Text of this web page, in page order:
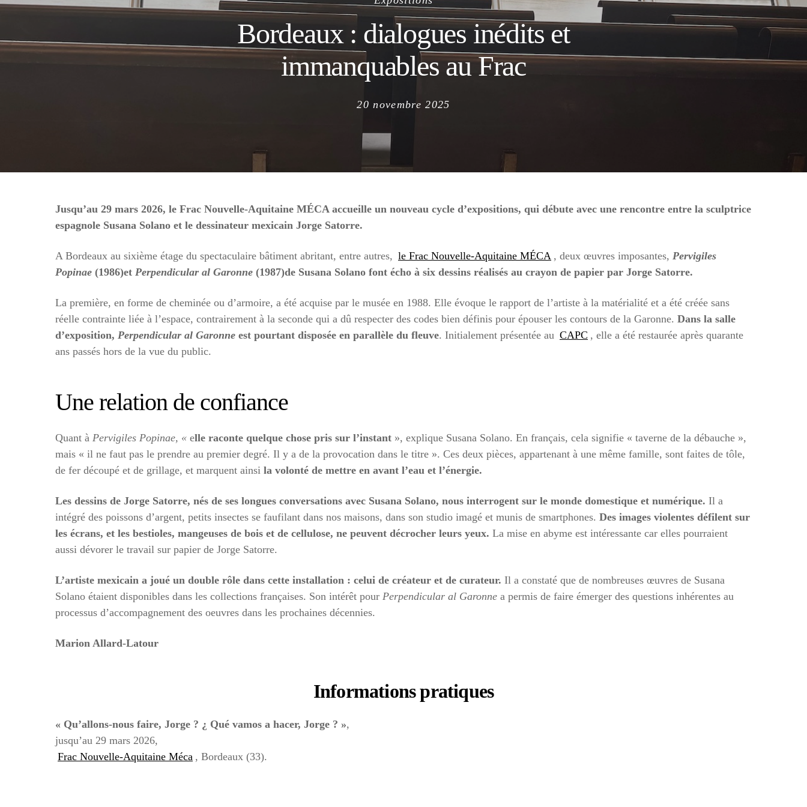
Bordeaux : dialogues inédits et
immanquables au Frac
Posted
20 novembre 2025
Jusqu’au 29 mars 2026, le Frac Nouvelle-Aquitaine MÉCA accueille un nouveau cycle d’expositions, qui débute avec une rencontre entre la sculptrice
espagnole Susana Solano et le dessinateur mexicain Jorge Satorre.
A Bordeaux au sixième étage du spectaculaire bâtiment abritant, entre autres, le Frac Nouvelle-Aquitaine MÉCA , deux œuvres imposantes, Pervigiles
Popinae (1986)et Perpendicular al Garonne (1987)de Susana Solano font écho à six dessins réalisés au crayon de papier par Jorge Satorre.
La première, en forme de cheminée ou d’armoire, a été acquise par le musée en 1988. Elle évoque le rapport de l’artiste à la matérialité et a été créée sans
réelle contrainte liée à l’espace, contrairement à la seconde qui a dû respecter des codes bien définis pour épouser les contours de la Garonne. Dans la salle
d’exposition, Perpendicular al Garonne est pourtant disposée en parallèle du fleuve. Initialement présentée au CAPC , elle a été restaurée après quarante
ans passés hors de la vue du public.
Une relation de confiance
Quant à Pervigiles Popinae, « elle raconte quelque chose pris sur l’instant », explique Susana Solano. En français, cela signifie « taverne de la débauche »,
mais « il ne faut pas le prendre au premier degré. Il y a de la provocation dans le titre ». Ces deux pièces, appartenant à une même famille, sont faites de tôle,
de fer découpé et de grillage, et marquent ainsi la volonté de mettre en avant l’eau et l’énergie.
Les dessins de Jorge Satorre, nés de ses longues conversations avec Susana Solano, nous interrogent sur le monde domestique et numérique. Il a
intégré des poissons d’argent, petits insectes se faufilant dans nos maisons, dans son studio imagé et munis de smartphones. Des images violentes défilent sur
les écrans, et les bestioles, mangeuses de bois et de cellulose, ne peuvent décrocher leurs yeux. La mise en abyme est intéressante car elles pourraient
aussi dévorer le travail sur papier de Jorge Satorre.
L’artiste mexicain a joué un double rôle dans cette installation : celui de créateur et de curateur. Il a constaté que de nombreuses œuvres de Susana
Solano étaient disponibles dans les collections françaises. Son intérêt pour Perpendicular al Garonne a permis de faire émerger des questions inhérentes au
processus d’accompagnement des oeuvres dans les prochaines décennies.
Marion Allard-Latour
Informations pratiques
« Qu’allons-nous faire, Jorge ? ¿ Qué vamos a hacer, Jorge ? »,
jusqu’au 29 mars 2026,
Frac Nouvelle-Aquitaine Méca , Bordeaux (33).